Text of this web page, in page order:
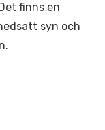
finns en
syn och